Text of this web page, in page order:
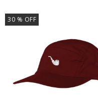
30 % OFF